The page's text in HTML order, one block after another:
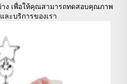
าง เพื่อให้คุณสามารถทดสอบคุณภาพ
ละบริการของเรา